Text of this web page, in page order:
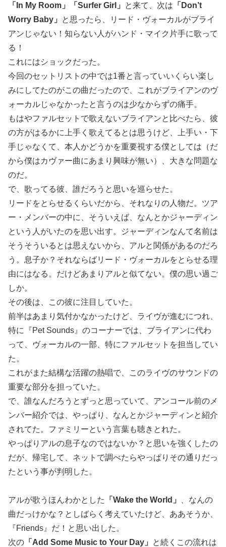
「In My Room」「Surfer Girl」
と来て、次は 「Don’t
Worry Baby」
と思ったら、リード・ヴォーカルがブライ
アンじゃない！知らない人がハンド・マイク片手に歌って
る！
これにはショックだった。
今回のセットリストの中では1番と言っていいくらい楽し
みにしてたのがこの曲だったので、これがブライアンのヴ
ォーカルじゃなかったと言うのは少なからずの痛手。
もはやファルセットで歌えないブライアンと比べたら、彼
の方がはるかに上手く歌えてるとは思うけど、上手い・下
手じゃなくて、本人かどうかを重要視する僕としては（だ
から僕はカヴァー曲にあまり興味が無い）、大きな問題な
のだ。
で、歌ってる彼、誰だろうと思いを巡らせた。
リードをとらせるくらいだから、それなりの人物だ。ツア
ー・メンバーの中に、そういえば、なんとかジャーディン
という人がいたのを思い出す。ジャーディンなんて名前は
そうそういるとは思えないから、アルと関係があるのだろ
う。息子か？それならばリード・ヴォーカルをとらせる理
由にはなる。だけどあまりアルと似てない。僕の思い過ご
しか。
その後は、この彼に注目していた。
前半はあまり気付かなかったけど、ライヴが進むにつれ、
特に『Pet Sounds』のコーナーでは、ブライアンに代わ
って、ヴォーカルの一部、特にファルセットを担当してい
た。
これがまた結構な活躍の熱唱で、このライヴのサウンドの
重要な部分を担っていた。
で、誰なんだろうとずっと思っていて、アンコール前のメ
ンバー紹介では、やっぱり、なんとかジャーディンと紹介
されてた。ファミリーという言葉も聴きとれた。
やっぱりアルの息子なのではないか？と思いを強くしたの
だが、帰宅して、ネットで調べたらやっぱりその通りだっ
たという事が判明した。
アルが歌うほんわかとした 「Wake the World」
、なんの
曲だっけかな？としばらく考えていたけど、ああそうか、
『Friends』だ！と思い出した。
次の 「Add Some Music to Your Day」 と続くこの流れは